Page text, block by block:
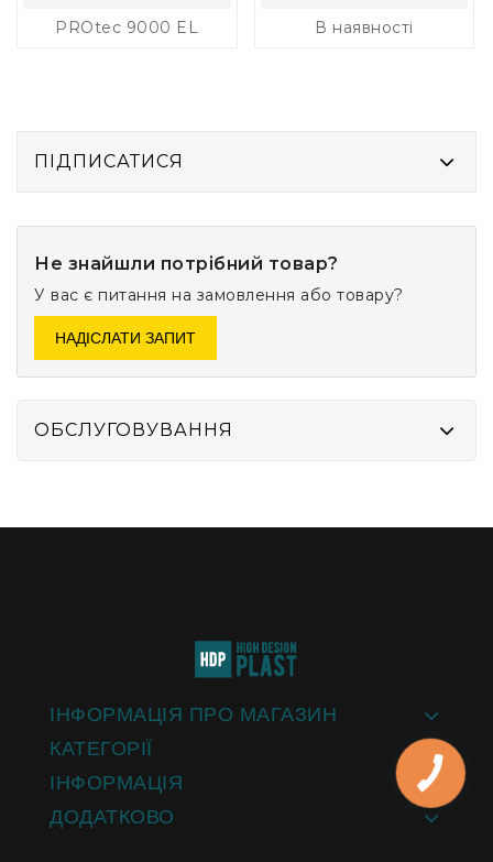
PROtec 9000 EL В наявності
ПІДПИСАТИСЯ
Не знайшли потрібний товар?
У вас є питання на замовлення або товару?
НАДІСЛАТИ ЗАПИТ
ОБСЛУГОВУВАННЯ
ІНФОРМАЦІЯ ПРО МАГАЗИН
КАТЕГОРІЇ
ІНФОРМАЦІЯ
ДОДАТКОВО